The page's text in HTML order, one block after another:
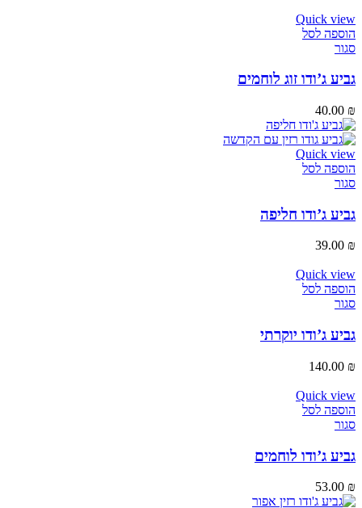
Quick view
הוספה לסל
סגור
גביע ג’ודו זוג לוחמים
40.00 ₪
Quick view
הוספה לסל
סגור
גביע ג’ודו חליפה
39.00 ₪
Quick view
הוספה לסל
סגור
גביע ג’ודו יוקרתי
140.00 ₪
Quick view
הוספה לסל
סגור
גביע ג’ודו לוחמים
53.00 ₪